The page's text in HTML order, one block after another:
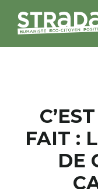
MAGAZINES
NOS THÈMES
STRADA’DATES
FAIT :
DE